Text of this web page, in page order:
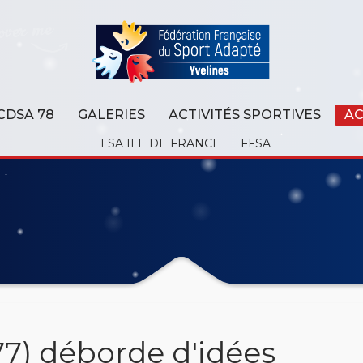
78 GALERIES ACTIVITÉS SPORTIVES
LSA ILE DE FRANCE FFSA
déborde d'idées